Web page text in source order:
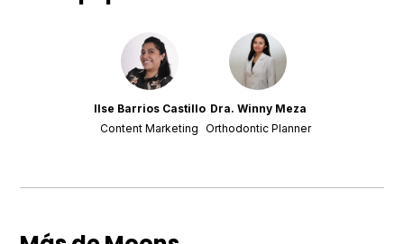
Ilse Barrios Castillo
Content Marketing
Dra. Winny Meza
Orthodontic Planner